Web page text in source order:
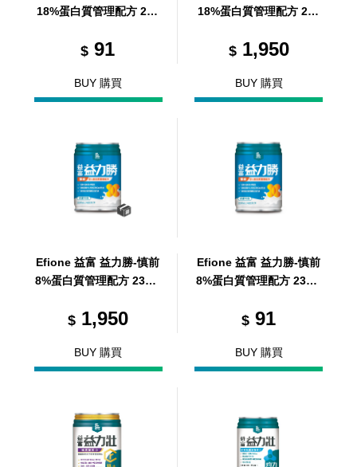
18%蛋白質管理配方 237
$ 91
BUY 購買
18%蛋白質管理配方 237
箱)
$1,950
BUY 購買
Efione 益富 益力勝-慎前
8%蛋白質管理配方 237m
箱)
$1,950
BUY 購買
Efione 益富 益力勝-慎前
8%蛋白質管理配方 237m
$ 91
BUY 購買